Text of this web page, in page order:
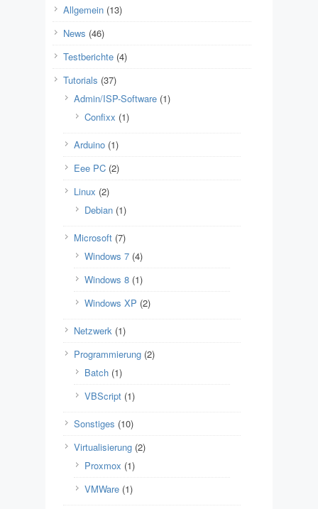
Allgemein (13)
News (46)
Testberichte (4)
Tutorials (37)
Admin/ISP-Software (1)
Confixx (1)
Arduino (1)
Eee PC (2)
Linux (2)
Debian (1)
Microsoft (7)
Windows 7 (4)
Windows 8 (1)
Windows XP (2)
Netzwerk (1)
Programmierung (2)
Batch (1)
VBScript (1)
Sonstiges (10)
Virtualisierung (2)
Proxmox (1)
VMWare (1)